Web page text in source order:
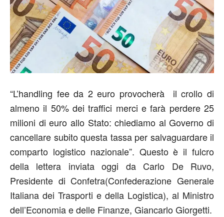
“L’handling fee da 2 euro provocherà il crollo di
almeno il 50% dei traffici merci e farà perdere 25
milioni di euro allo Stato: chiediamo al Governo di
cancellare subito questa tassa per salvaguardare il
comparto logistico nazionale”. Questo è il fulcro
della lettera inviata oggi da Carlo De Ruvo,
Presidente di Confetra(Confederazione Generale
Italiana dei Trasporti e della Logistica), al Ministro
dell’Economia e delle Finanze, Giancarlo Giorgetti.